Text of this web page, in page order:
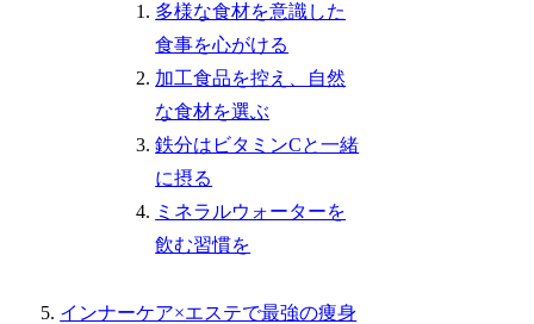
多様な食材を意識した
食事を心がける
加工食品を控え、自然
な食材を選ぶ
鉄分はビタミンCと一緒
に摂る
ミネラルウォーターを
飲む習慣を
インナーケア×エステで最強の痩身